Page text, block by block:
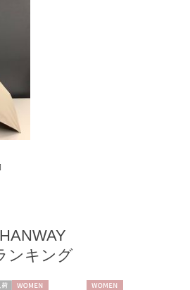
HANWAY
ンキング